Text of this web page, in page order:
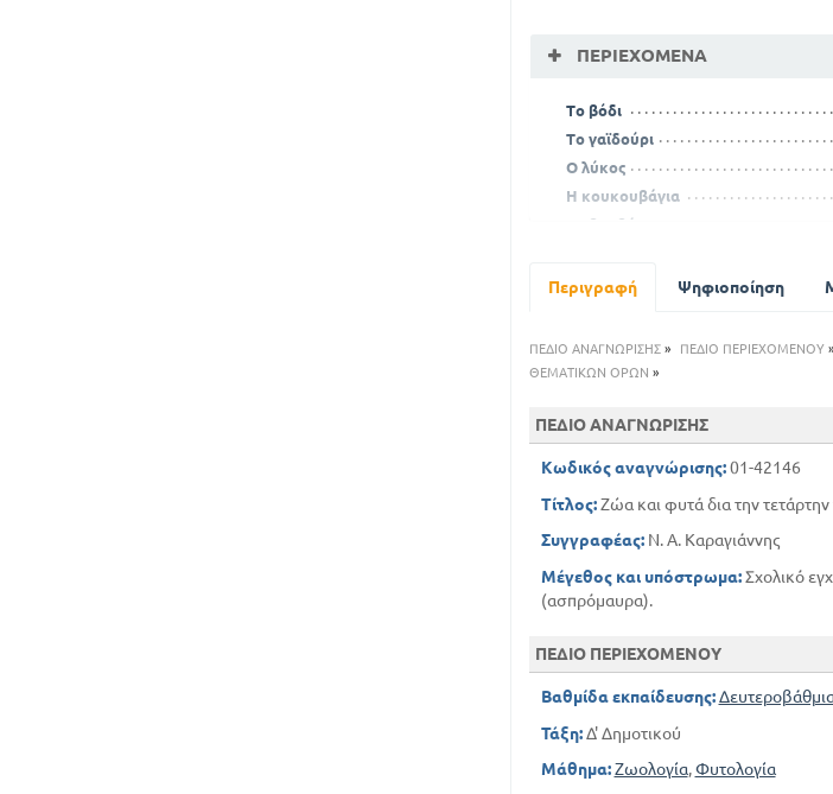
ΠΕΡΙΕΧΌΜΕΝΑ
Το βόδι
Το γαϊδούρι
Ο λύκος
Η κουκουβάγια
Το βαμβάκι
Η ελιά
Περιγραφή Ψηφιοποίηση
ΠΕΔΙΟ ΑΝΑΓΝΩΡΙΣΗΣ» ΠΕΔΙΟ ΠΕΡΙΕΧΟΜΕΝΟΥ»
ΘΕΜΑΤΙΚΩΝ ΟΡΩΝ »
ΠΕΔΙΟ ΑΝΑΓΝΩΡΙΣΗΣ
Κωδικός αναγνώρισης:01-42146
Τίτλος:Ζώα και φυτά δια την τετάρτην
Συγγραφέας:Ν. Α. Καραγιάννης
Μέγεθος και υπόστρωμα:Σχολικό
(ασπρόμαυρα).
ΠΕΔΙΟ ΠΕΡΙΕΧΟΜΕΝΟΥ
Βαθμίδα εκπαίδευσης:
Τάξη:Δ' Δημοτικού
Μάθημα: Ζωολογία,Φυτολογία